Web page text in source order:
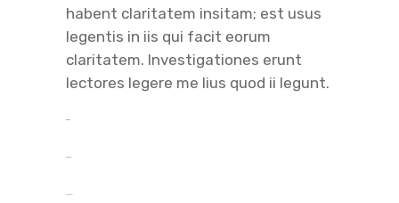
habent claritatem insitam; est usus
legentis in iis qui facit eorum
claritatem. Investigationes erunt
lectores legere me lius quod ii legunt.